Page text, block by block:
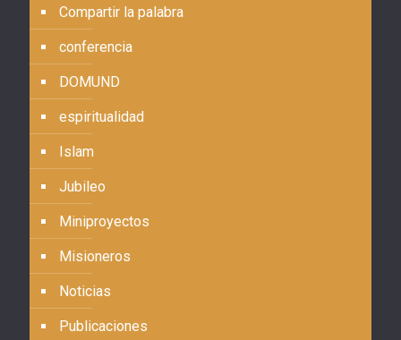
Compartir la palabra
conferencia
DOMUND
espiritualidad
Islam
Jubileo
Miniproyectos
Misioneros
Noticias
Publicaciones